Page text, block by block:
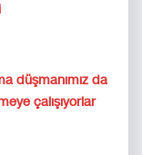
düşmanımız da
çalışıyorlar